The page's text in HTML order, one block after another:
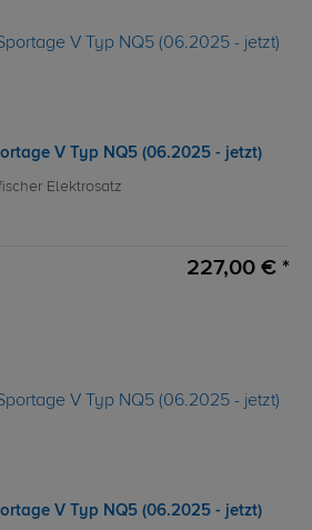
V Typ NQ5 (06.2025 - jetzt)
Elektrosatz
227,00 € *
V Typ NQ5 (06.2025 - jetzt)